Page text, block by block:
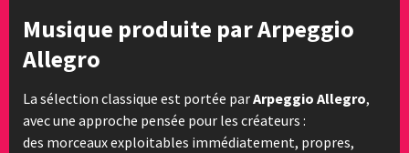
Musique produite par Arpeggio
Allegro
La sélection classique est portée parArpeggio Allegro,
avec une approche pensée pour les créateurs :
des morceaux exploitables immédiatement, propres,